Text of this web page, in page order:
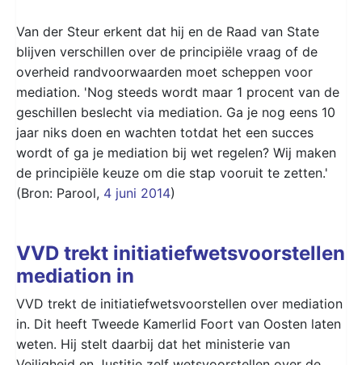
Van der Steur erkent dat hij en de Raad van State
blijven verschillen over de principiële vraag of de
overheid randvoorwaarden moet scheppen voor
mediation. 'Nog steeds wordt maar 1 procent van de
geschillen beslecht via mediation. Ga je nog eens 10
jaar niks doen en wachten totdat het een succes
wordt of ga je mediation bij wet regelen? Wij maken
de principiële keuze om die stap vooruit te zetten.'
(Bron: Parool, 4 juni 2014)
VVD trekt initiatiefwetsvoorstellen
mediation in
VVD trekt de initiatiefwetsvoorstellen over mediation
in. Dit heeft Tweede Kamerlid Foort van Oosten laten
weten. Hij stelt daarbij dat het ministerie van